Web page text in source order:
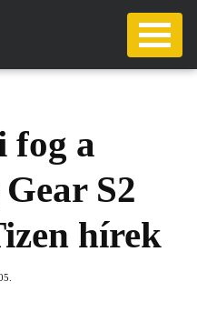
fog a
S2
hírek